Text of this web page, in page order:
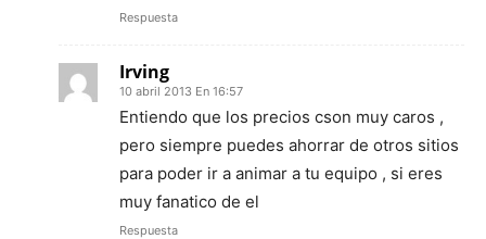
Respuesta
Irving
10 abril 2013 En 16:57
Entiendo que los precios cson muy caros ,
pero siempre puedes ahorrar de otros sitios
para poder ir a animar a tu equipo , si eres
muy fanatico de el
Respuesta